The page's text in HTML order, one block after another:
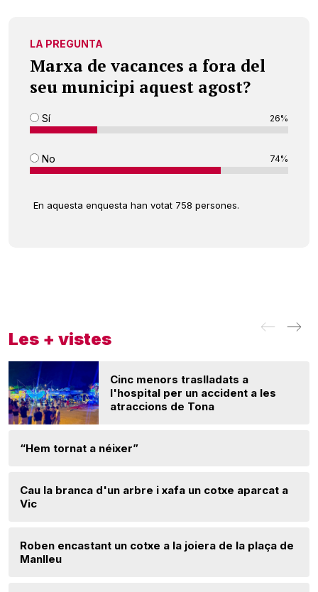
LA PREGUNTA
Marxa de vacances a fora del
seu municipi aquest agost?
Sí 26%
No 74%
En aquesta enquesta han votat 758 persones.
Les + vistes
Cinc menors traslladats a
l'hospital per un accident a les
atraccions de Tona
“Hem tornat a néixer”
Cau la branca d'un arbre i xafa un cotxe aparcat a
Vic
Roben encastant un cotxe a la joiera de la plaça de
Manlleu